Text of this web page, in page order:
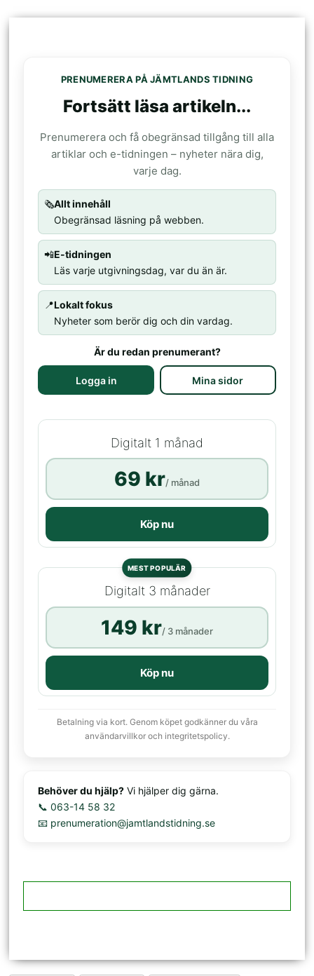
PRENUMERERA PÅ JÄMTLANDS TIDNING
Fortsätt läsa artikeln...
Prenumerera och få obegränsad tillgång till alla
artiklar och e-tidningen – nyheter nära dig,
varje dag.
🗞️Allt innehåll
Obegränsad läsning på webben.
📲E-tidningen
Läs varje utgivningsdag, var du än är.
📍Lokalt fokus
Nyheter som berör dig och din vardag.
Är du redan prenumerant?
Logga in Mina sidor
Digitalt 1 månad
69 kr/ månad
Köp nu
MEST POPULÄR
Digitalt 3 månader
149 kr/ 3 månader
Köp nu
Betalning via kort. Genom köpet godkänner du våra
användarvillkor och integritetspolicy.
Behöver du hjälp? Vi hjälper dig gärna.
📞 063-14 58 32
📧 prenumeration@jamtlandstidning.se